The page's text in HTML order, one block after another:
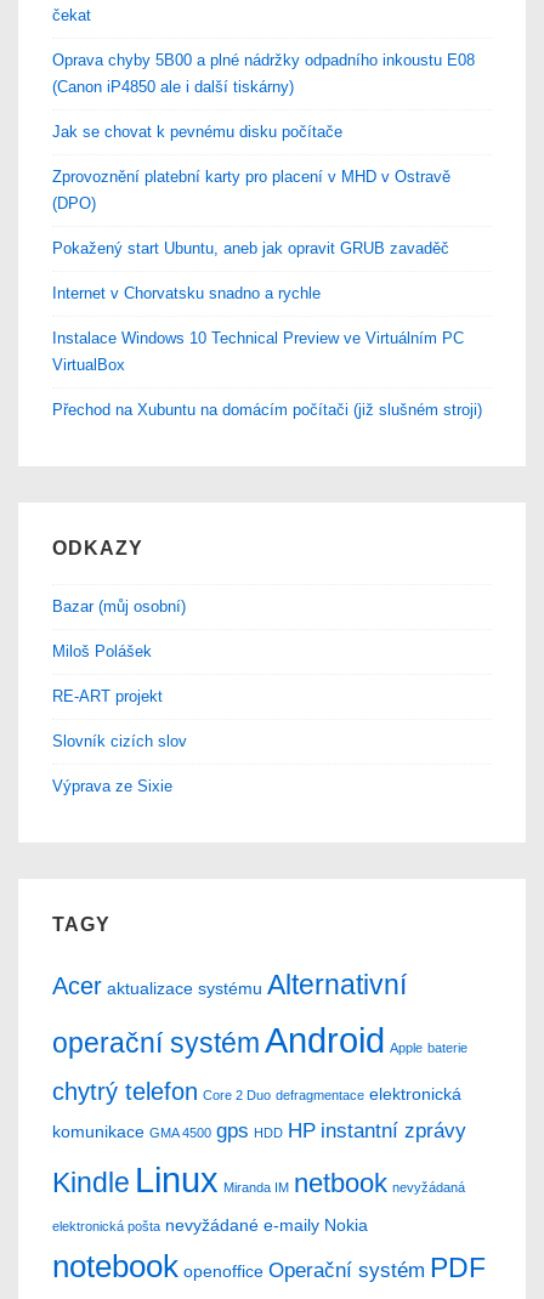
čekat
Oprava chyby 5B00 a plné nádržky odpadního inkoustu E08
(Canon iP4850 ale i další tiskárny)
Jak se chovat k pevnému disku počítače
Zprovoznění platební karty pro placení v MHD v Ostravě
(DPO)
Pokažený start Ubuntu, aneb jak opravit GRUB zavaděč
Internet v Chorvatsku snadno a rychle
Instalace Windows 10 Technical Preview ve Virtuálním PC
VirtualBox
Přechod na Xubuntu na domácím počítači (již slušném stroji)
ODKAZY
Bazar (můj osobní)
Miloš Polášek
RE-ART projekt
Slovník cizích slov
Výprava ze Sixie
TAGY
Acer aktualizace systému Alternativní
operační systémAndroid Apple baterie
chytrý telefon Core 2 Duo defragmentace elektronická
komunikace GMA 4500 gps HDD HP instantní zprávy
Kindle Linux Miranda IM netbook nevyžádaná
elektronická pošta nevyžádané e-maily Nokia
notebook openoffice Operační systém PDF